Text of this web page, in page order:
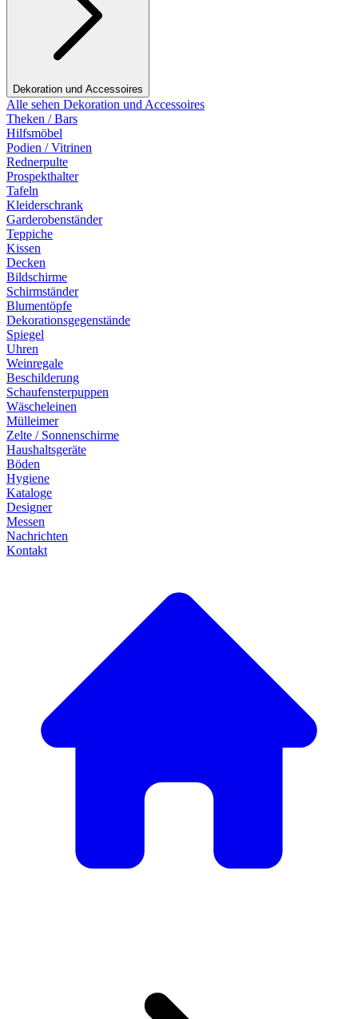
Dekoration und Accessoires
Alle sehen Dekoration und Accessoires
Theken / Bars
Hilfsmöbel
Podien / Vitrinen
Rednerpulte
Prospekthalter
Tafeln
Kleiderschrank
Garderobenständer
Teppiche
Kissen
Decken
Bildschirme
Schirmständer
Blumentöpfe
Dekorationsgegenstände
Spiegel
Uhren
Weinregale
Beschilderung
Schaufensterpuppen
Wäscheleinen
Mülleimer
Zelte / Sonnenschirme
Haushaltsgeräte
Böden
Hygiene
Kataloge
Designer
Messen
Nachrichten
Kontakt